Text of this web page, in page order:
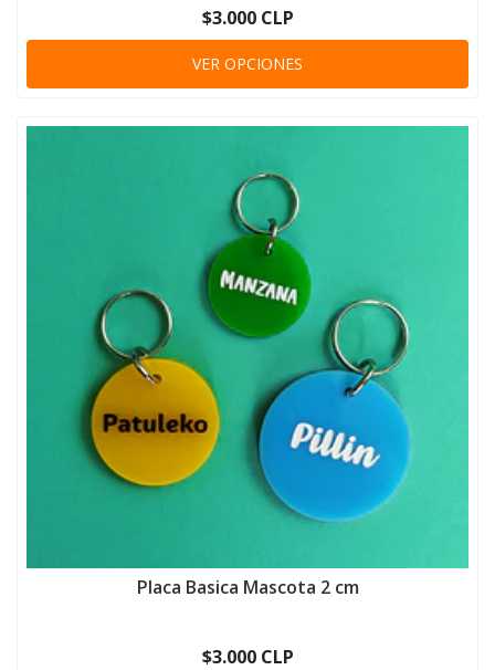
$3.000 CLP
VER OPCIONES
Placa Basica Mascota 2 cm
$3.000 CLP